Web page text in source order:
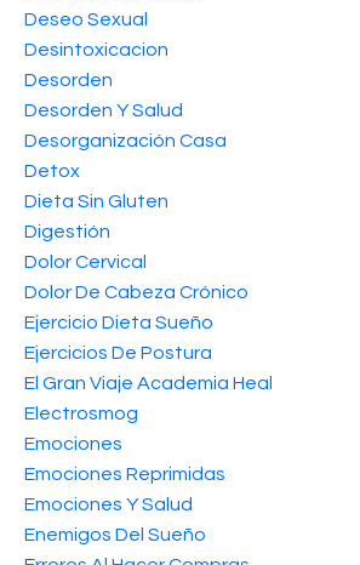
Deseo Sexual
Desintoxicacion
Desorden
Desorden Y Salud
Desorganización Casa
Detox
Dieta Sin Gluten
Digestión
Dolor Cervical
Dolor De Cabeza Crónico
Ejercicio Dieta Sueño
Ejercicios De Postura
El Gran Viaje Academia Heal
Electrosmog
Emociones
Emociones Reprimidas
Emociones Y Salud
Enemigos Del Sueño